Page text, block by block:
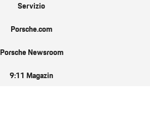
Servizio
Porsche.com
Porsche Newsroom
9:11 Magazin